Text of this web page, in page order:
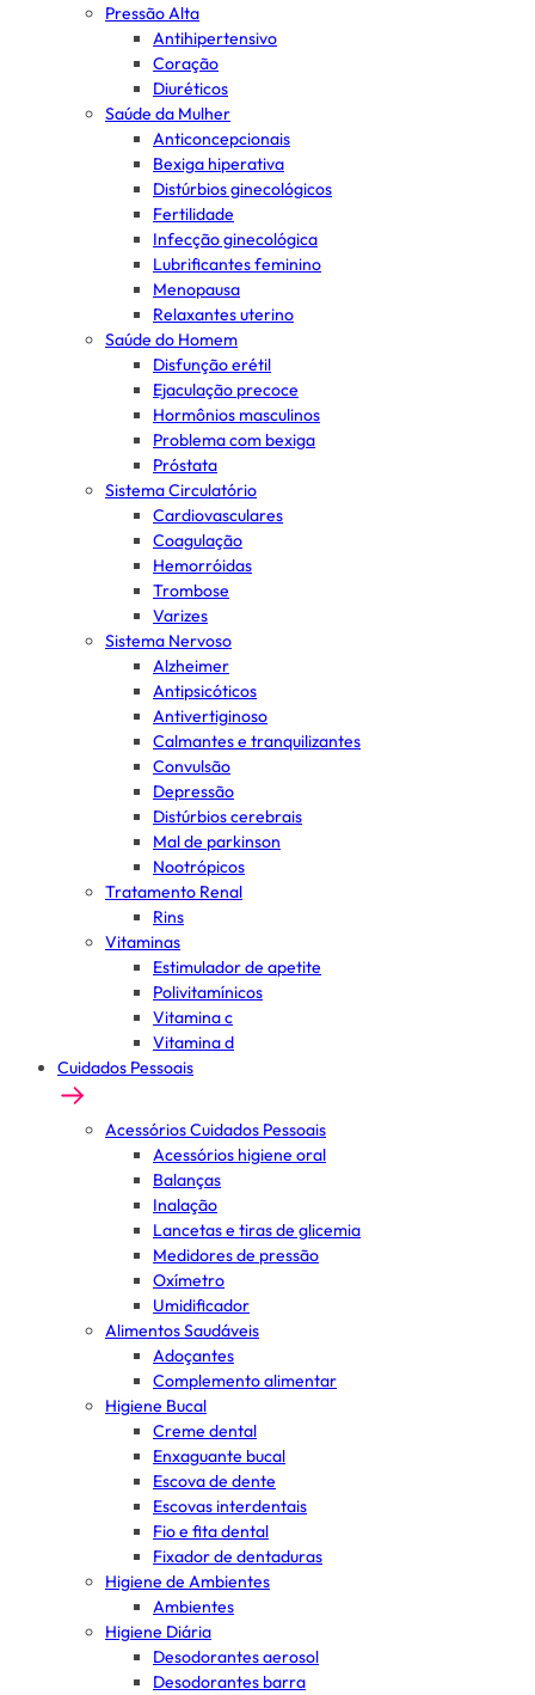
Pressão Alta
Antihipertensivo
Coração
Diuréticos
Saúde da Mulher
Anticoncepcionais
Bexiga hiperativa
Distúrbios ginecológicos
Fertilidade
Infecção ginecológica
Lubrificantes feminino
Menopausa
Relaxantes uterino
Saúde do Homem
Disfunção erétil
Ejaculação precoce
Hormônios masculinos
Problema com bexiga
Próstata
Sistema Circulatório
Cardiovasculares
Coagulação
Hemorróidas
Trombose
Varizes
Sistema Nervoso
Alzheimer
Antipsicóticos
Antivertiginoso
Calmantes e tranquilizantes
Convulsão
Depressão
Distúrbios cerebrais
Mal de parkinson
Nootrópicos
Tratamento Renal
Rins
Vitaminas
Estimulador de apetite
Polivitamínicos
Vitamina c
Vitamina d
Cuidados Pessoais
Acessórios Cuidados Pessoais
Acessórios higiene oral
Balanças
Inalação
Lancetas e tiras de glicemia
Medidores de pressão
Oxímetro
Umidificador
Alimentos Saudáveis
Adoçantes
Complemento alimentar
Higiene Bucal
Creme dental
Enxaguante bucal
Escova de dente
Escovas interdentais
Fio e fita dental
Fixador de dentaduras
Higiene de Ambientes
Ambientes
Higiene Diária
Desodorantes aerosol
Desodorantes barra